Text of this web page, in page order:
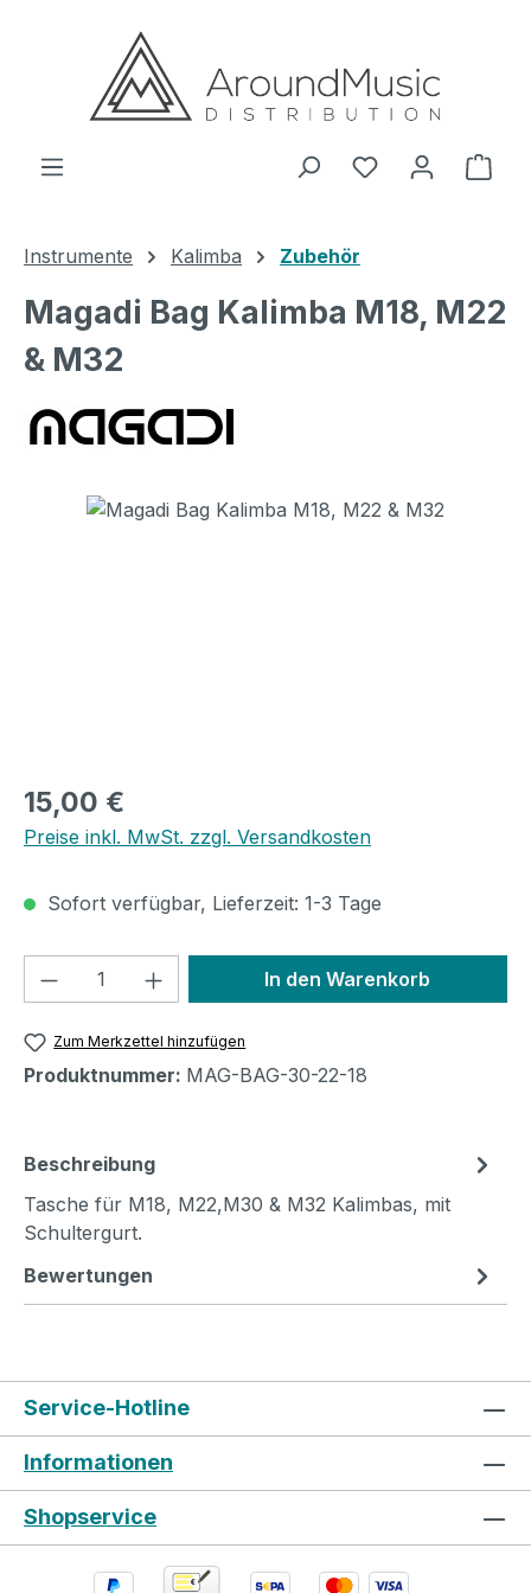
Zum Hauptinhalt springen
Instrumente Kalimba Zubehör
Magadi Bag Kalimba M18, M22
& M32
Bildergalerie überspringen
Regulärer Preis:
15,00 €
Preise inkl. MwSt. zzgl. Versandkosten
Sofort verfügbar, Lieferzeit: 1-3 Tage
Produkt Anzahl: Gib denIn den Warenkorb
Zum Merkzettel hinzufügen
Produktnummer: MAG-BAG-30-22-18
Beschreibung
Tasche für M18, M22,M30 & M32 Kalimbas, mit
Schultergurt.
Bewertungen
Service-Hotline
Informationen
Shopservice